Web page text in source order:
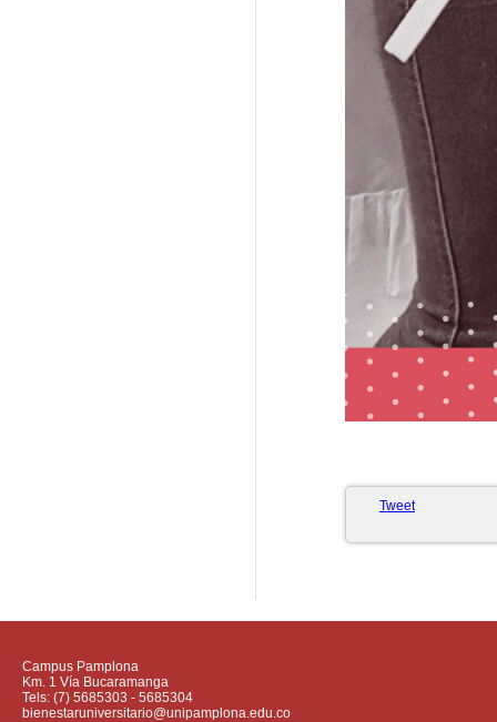
Tweet
Campus Pamplona
Km. 1 Vía Bucaramanga
Tels: (7) 5685303 - 5685304
bienestaruniversitario@unipamplona.edu.co